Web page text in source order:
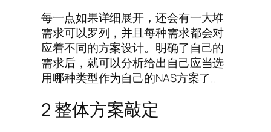
每一点如果详细展开，还会有一大堆
需求可以罗列，并且每种需求都会对
应着不同的方案设计。明确了自己的
需求后，就可以分析给出自己应当选
用哪种类型作为自己的NAS方案了。
2 整体方案敲定